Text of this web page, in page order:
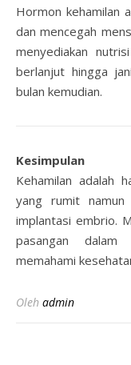
Hormon kehamilan
dan mencegah
menyediakan
berlanjut hingga
bulan kemudian.
Kesimpulan
Kehamilan adalah
yang rumit
implantasi embrio.
pasangan dalam
memahami
Oleh admin